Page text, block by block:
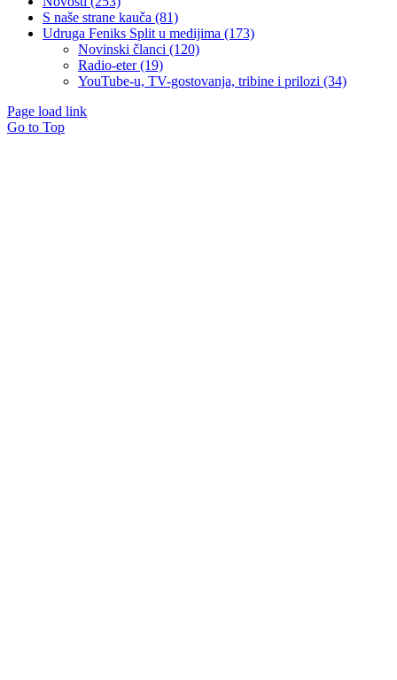
S naše strane kauča (81)
Udruga Feniks Split u medijima (173)
Novinski članci (120)
Radio-eter (19)
YouTube-u, TV-gostovanja, tribine i prilozi (34)
Page load link
Go to Top